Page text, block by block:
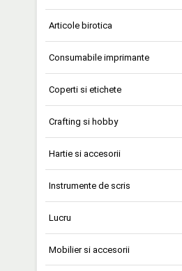
Articole birotica
Consumabile imprimante
Coperti si etichete
Crafting si hobby
Hartie si accesorii
Instrumente de scris
Lucru
Mobilier si accesorii